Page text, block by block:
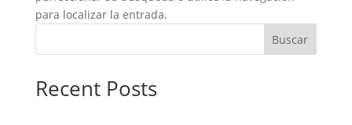
para localizar la entrada.
Buscar
Recent Posts